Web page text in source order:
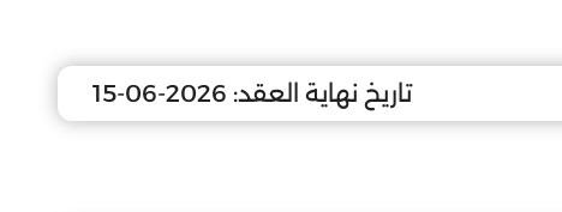
تاريخ نهاية العقد: 2026-06-15